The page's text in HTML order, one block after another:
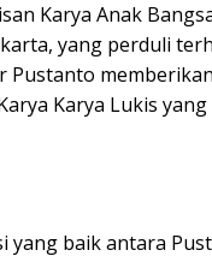
Karya Anak
yang perduli
Pustanto
Karya Lukis
yang baik antara